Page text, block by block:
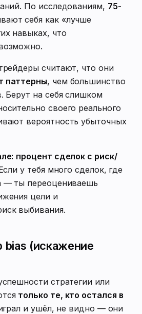
По исследованиям, 75-
себя как «лучше
навыках, что
считают, что они
паттерны, чем большинство
Берут на себя слишком
своего реального
вероятность убыточных
процент сделок с риск/
у тебя много сделок, где
— ты переоцениваешь
цели и
выбивания.
bias (искажение
стратегии или
только те, кто остался в
и ушёл, не видно — они